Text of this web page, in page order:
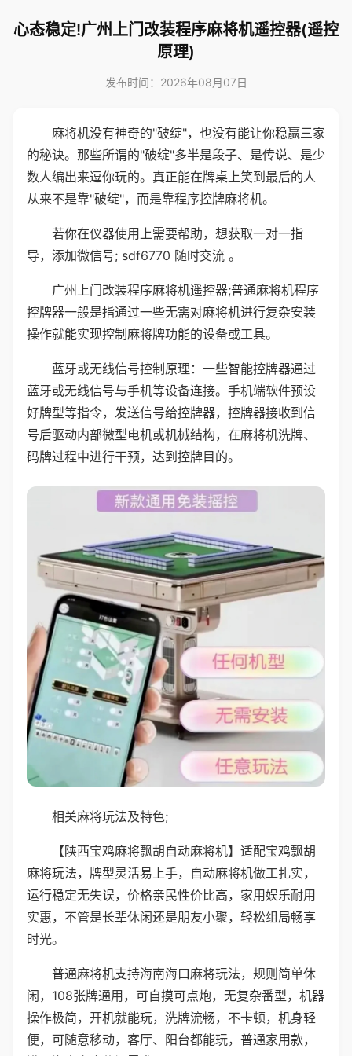
心态稳定!广州上门改装程序麻将机遥控器(遥控
原理)
发布时间：2026年08月07日
麻将机没有神奇的"破绽"，也没有能让你稳赢三家
的秘诀。那些所谓的"破绽"多半是段子、是传说、是少
数人编出来逗你玩的。真正能在牌桌上笑到最后的人
从来不是靠"破绽"，而是靠程序控牌麻将机。
若你在仪器使用上需要帮助，想获取一对一指
导，添加微信号; sdf6770 随时交流 。
广州上门改装程序麻将机遥控器;普通麻将机程序
控牌器一般是指通过一些无需对麻将机进行复杂安装
操作就能实现控制麻将牌功能的设备或工具。
蓝牙或无线信号控制原理：一些智能控牌器通过
蓝牙或无线信号与手机等设备连接。手机端软件预设
好牌型等指令，发送信号给控牌器，控牌器接收到信
号后驱动内部微型电机或机械结构，在麻将机洗牌、
码牌过程中进行干预，达到控牌目的。
相关麻将玩法及特色;
【陕西宝鸡麻将飘胡自动麻将机】适配宝鸡飘胡
麻将玩法，牌型灵活易上手，自动麻将机做工扎实，
运行稳定无失误，价格亲民性价比高，家用娱乐耐用
实惠，不管是长辈休闲还是朋友小聚，轻松组局畅享
时光。
普通麻将机支持海南海口麻将玩法，规则简单休
闲，108张牌通用，可自摸可点炮，无复杂番型，机器
操作极简，开机就能玩，洗牌流畅，不卡顿，机身轻
便，可随意移动，客厅、阳台都能玩，普通家用款，